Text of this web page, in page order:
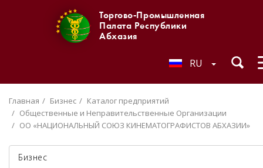
Торгово-Промышленная
Палата Республики
Абхазия
RU
Главная Бизнес
Каталог предприятий
Общественные и Неправительственные Организации
ОО «НАЦИОНАЛЬНЫЙ СОЮЗ КИНЕМАТОГРАФИСТОВ АБХАЗИИ»
Бизнес